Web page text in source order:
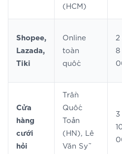
(HCM)
Shopee,
Lazada,
Tiki
Online
toàn
quốc
8
Cửa
hàng
cưới
hỏi
Trần
Quốc
Toản
(HN), Lê
Văn Sỹ